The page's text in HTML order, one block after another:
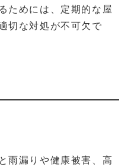
ためには、定期的な屋
切な対処が不可欠で
雨漏りや健康被害、高